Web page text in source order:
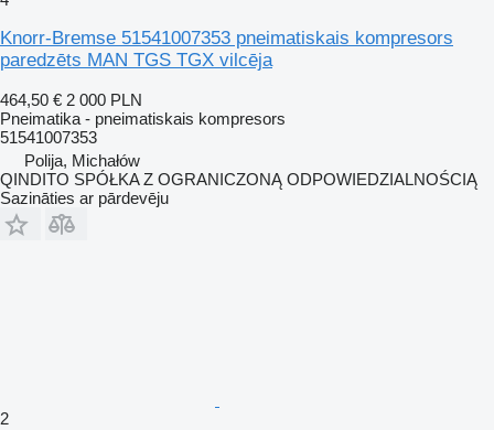
Knorr-Bremse 51541007353 pneimatiskais kompresors
paredzēts MAN TGS TGX vilcēja
464,50 € 2 000 PLN
Pneimatika - pneimatiskais kompresors
51541007353
Polija, Michałów
QINDITO SPÓŁKA Z OGRANICZONĄ ODPOWIEDZIALNOŚCIĄ
Sazināties ar pārdevēju
2